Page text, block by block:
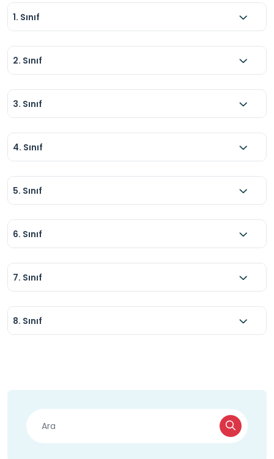
1. Sınıf
2. Sınıf
3. Sınıf
4. Sınıf
5. Sınıf
6. Sınıf
7. Sınıf
8. Sınıf